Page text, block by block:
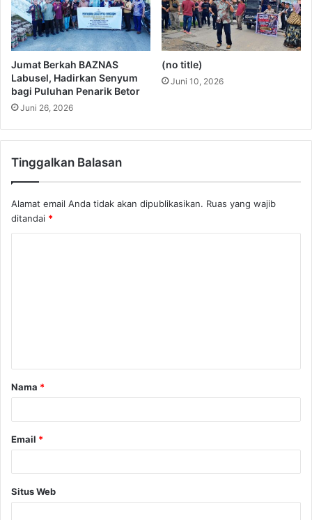
Jumat Berkah BAZNAS
Labusel, Hadirkan Senyum
bagi Puluhan Penarik Betor
Juni 26, 2026
(no title)
Juni 10, 2026
Tinggalkan Balasan
Alamat email Anda tidak akan dipublikasikan. Ruas yang wajib
ditandai *
a
r
Nama *
Email *
Situs Web